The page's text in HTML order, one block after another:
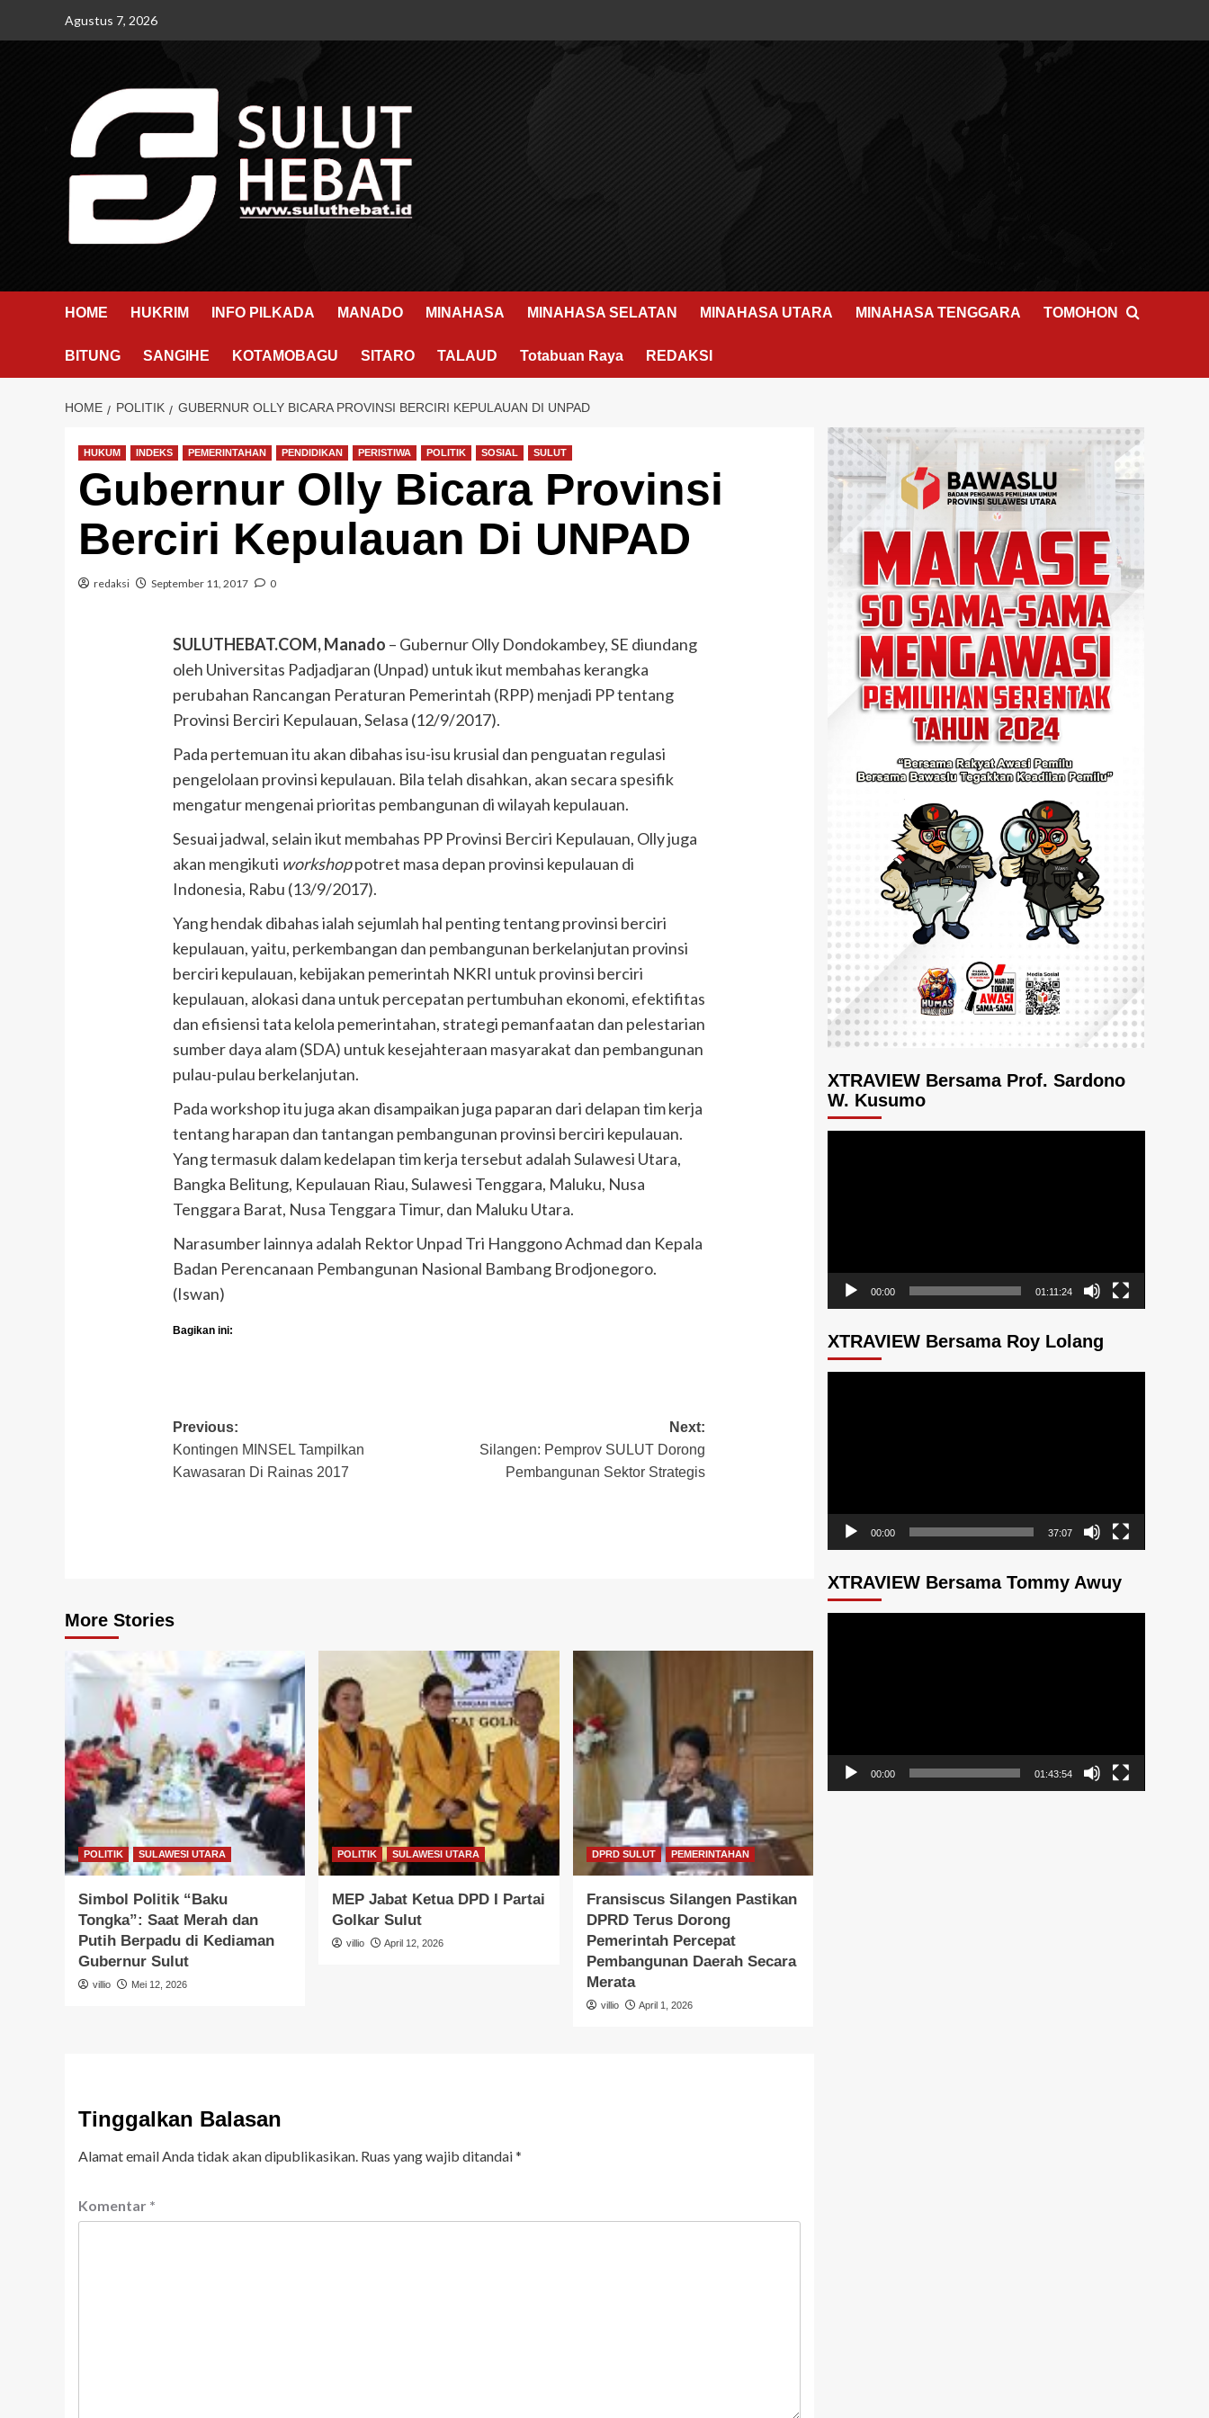
Agustus 7, 2026
HOME HUKRIM INFO PILKADA MANADO MINAHASA MINAHASA SELATAN MINAHASA UTARA MINAHASA TENGGARA TOMOHON
BITUNG SANGIHE KOTAMOBAGU SITARO TALAUD Totabuan Raya REDAKSI
HOME POLITIK GUBERNUR OLLY BICARA PROVINSI BERCIRI KEPULAUAN DI UNPAD
HUKUM INDEKS PEMERINTAHAN PENDIDIKAN PERISTIWA POLITIK SOSIAL SULUT
Gubernur Olly Bicara Provinsi
Berciri Kepulauan Di UNPAD
redaksi September 11, 2017 0
SULUTHEBAT.COM, Manado – Gubernur Olly Dondokambey, SE diundang
oleh Universitas Padjadjaran (Unpad) untuk ikut membahas kerangka
perubahan Rancangan Peraturan Pemerintah (RPP) menjadi PP tentang
Provinsi Berciri Kepulauan, Selasa (12/9/2017).
Pada pertemuan itu akan dibahas isu-isu krusial dan penguatan regulasi
pengelolaan provinsi kepulauan. Bila telah disahkan, akan secara spesifik
mengatur mengenai prioritas pembangunan di wilayah kepulauan.
Sesuai jadwal, selain ikut membahas PP Provinsi Berciri Kepulauan, Olly juga
akan mengikuti workshoppotret masa depan provinsi kepulauan di
Indonesia, Rabu (13/9/2017).
Yang hendak dibahas ialah sejumlah hal penting tentang provinsi berciri
kepulauan, yaitu, perkembangan dan pembangunan berkelanjutan provinsi
berciri kepulauan, kebijakan pemerintah NKRI untuk provinsi berciri
kepulauan, alokasi dana untuk percepatan pertumbuhan ekonomi, efektifitas
dan efisiensi tata kelola pemerintahan, strategi pemanfaatan dan pelestarian
sumber daya alam (SDA) untuk kesejahteraan masyarakat dan pembangunan
pulau-pulau berkelanjutan.
Pada workshop itu juga akan disampaikan juga paparan dari delapan tim kerja
tentang harapan dan tantangan pembangunan provinsi berciri kepulauan.
Yang termasuk dalam kedelapan tim kerja tersebut adalah Sulawesi Utara,
Bangka Belitung, Kepulauan Riau, Sulawesi Tenggara, Maluku, Nusa
Tenggara Barat, Nusa Tenggara Timur, dan Maluku Utara.
Narasumber lainnya adalah Rektor Unpad Tri Hanggono Achmad dan Kepala
Badan Perencanaan Pembangunan Nasional Bambang Brodjonegoro.
(Iswan)
Bagikan ini:
Post
navigation
Previous:
Kontingen MINSEL Tampilkan
Kawasaran Di Rainas 2017
Next:
Silangen: Pemprov SULUT Dorong
Pembangunan Sektor Strategis
More Stories
POLITIK SULAWESI UTARA
Simbol Politik “Baku
Tongka”: Saat Merah dan
Putih Berpadu di Kediaman
Gubernur Sulut
villio Mei 12, 2026
POLITIK SULAWESI UTARA
MEP Jabat Ketua DPD I Partai
Golkar Sulut
villio April 12, 2026
DPRD SULUT PEMERINTAHAN
Fransiscus Silangen Pastikan
DPRD Terus Dorong
Pemerintah Percepat
Pembangunan Daerah Secara
Merata
villio April 1, 2026
Tinggalkan Balasan
Alamat email Anda tidak akan dipublikasikan. Ruas yang wajib ditandai*
Komentar *
XTRAVIEW Bersama Prof. Sardono
W. Kusumo
00:00 01:11:24
XTRAVIEW Bersama Roy Lolang
00:00 37:07
XTRAVIEW Bersama Tommy Awuy
00:00 01:43:54